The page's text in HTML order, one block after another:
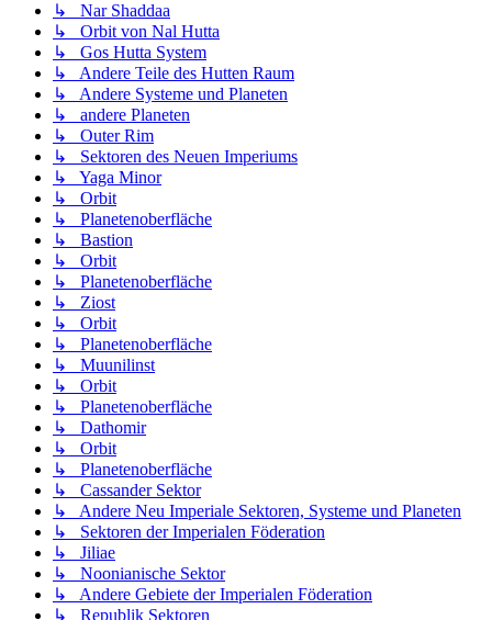
↳ Nar Shaddaa
↳ Orbit von Nal Hutta
↳ Gos Hutta System
↳ Andere Teile des Hutten Raum
↳ Andere Systeme und Planeten
↳ andere Planeten
↳ Outer Rim
↳ Sektoren des Neuen Imperiums
↳ Yaga Minor
↳ Orbit
↳ Planetenoberfläche
↳ Bastion
↳ Orbit
↳ Planetenoberfläche
↳ Ziost
↳ Orbit
↳ Planetenoberfläche
↳ Muunilinst
↳ Orbit
↳ Planetenoberfläche
↳ Dathomir
↳ Orbit
↳ Planetenoberfläche
↳ Cassander Sektor
↳ Andere Neu Imperiale Sektoren, Systeme und Planeten
↳ Sektoren der Imperialen Föderation
↳ Jiliae
↳ Noonianische Sektor
↳ Andere Gebiete der Imperialen Föderation
↳ Republik Sektoren